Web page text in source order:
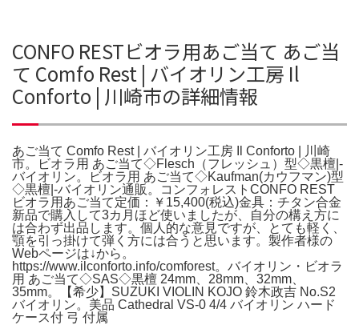
CONFO RESTビオラ用あご当て あご当
て Comfo Rest | バイオリン工房 Il
Conforto | 川崎市の詳細情報
あご当て Comfo Rest | バイオリン工房 Il Conforto | 川崎
市。ビオラ用 あご当て◇Flesch（フレッシュ）型◇黒檀|-
バイオリン。ビオラ用 あご当て◇Kaufman(カウフマン)型
◇黒檀|-バイオリン通販。コンフォレストCONFO REST
ビオラ用あご当て定価：￥15,400(税込)金具：チタン合金
新品で購入して3カ月ほど使いましたが、自分の構え方に
は合わず出品します。個人的な意見ですが、とても軽く、
顎を引っ掛けて弾く方には合うと思います。製作者様の
Webページは↓から。
https://www.ilconforto.info/comforest。バイオリン・ビオラ
用 あご当て◇SAS◇黒檀 24mm、28mm、32mm、
35mm。【希少】SUZUKI VIOLIN KOJO 鈴木政吉 No.S2
バイオリン。美品 Cathedral VS-0 4/4 バイオリン ハード
ケース付 弓 付属